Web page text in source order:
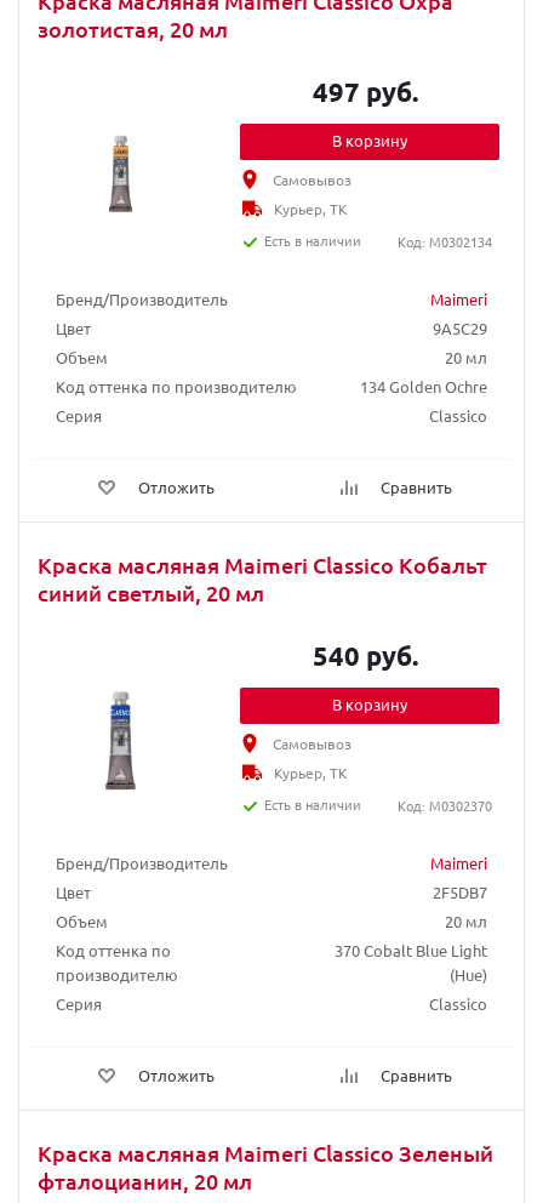
золотистая, 20 мл
Бренд/Производитель
Maimeri
Цвет
9A5C29
Объем
20 мл
Код оттенка по производителю
134 Golden Ochre
Серия
Classico
Отложить Сравнить
497 руб.
В корзину
Самовывоз
Курьер, ТК
Есть в наличии
Код: M0302134
Краска масляная Maimeri Classico Кобальт
синий светлый, 20 мл
Бренд/Производитель
Maimeri
Цвет
2F5DB7
Объем
20 мл
Код оттенка по
производителю
370 Cobalt Blue Light
(Hue)
Серия
Classico
Отложить Сравнить
540 руб.
В корзину
Самовывоз
Курьер, ТК
Есть в наличии
Код: M0302370
Краска масляная Maimeri Classico Зеленый
фталоцианин, 20 мл